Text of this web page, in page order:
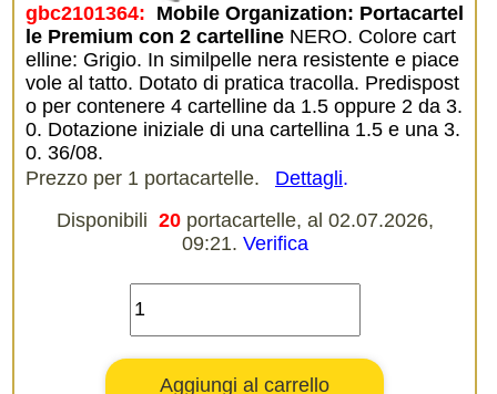
gbc2101364: Mobile Organization: Portacartel
le Premium con 2 cartelline NERO. Colore cart
elline: Grigio. In similpelle nera resistente e piace
vole al tatto. Dotato di pratica tracolla. Predispost
o per contenere 4 cartelline da 1.5 oppure 2 da 3.
0. Dotazione iniziale di una cartellina 1.5 e una 3.
0. 36/08.
Prezzo per 1 portacartelle.
Dettagli.
Disponibili 20 portacartelle, al 02.07.2026,
09:21. Verifica